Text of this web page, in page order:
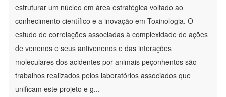
estruturar um núcleo em área estratégica voltado ao
conhecimento científico e a inovação em Toxinologia. O
estudo de correlações associadas à complexidade de ações
de venenos e seus antivenenos e das interações
moleculares dos acidentes por animais peçonhentos são
trabalhos realizados pelos laboratórios associados que
unificam este projeto e g...